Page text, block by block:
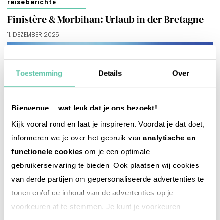
Toestemming Details Over
Bienvenue… wat leuk dat je ons bezoekt!
Kijk vooral rond en laat je inspireren. Voordat je dat doet,
informeren we je over het gebruik van analytische en
functionele cookies om je een optimale
gebruikerservaring te bieden. Ook plaatsen wij cookies
van derde partijen om gepersonaliseerde advertenties te
tonen en/of de inhoud van de advertenties op je
voorkeuren af te stemmen. Je kunt je voorkeuren
reiseberichte
Finistère & Morbihan: Urlaub in der Bretagne
11. DEZEMBER 2025